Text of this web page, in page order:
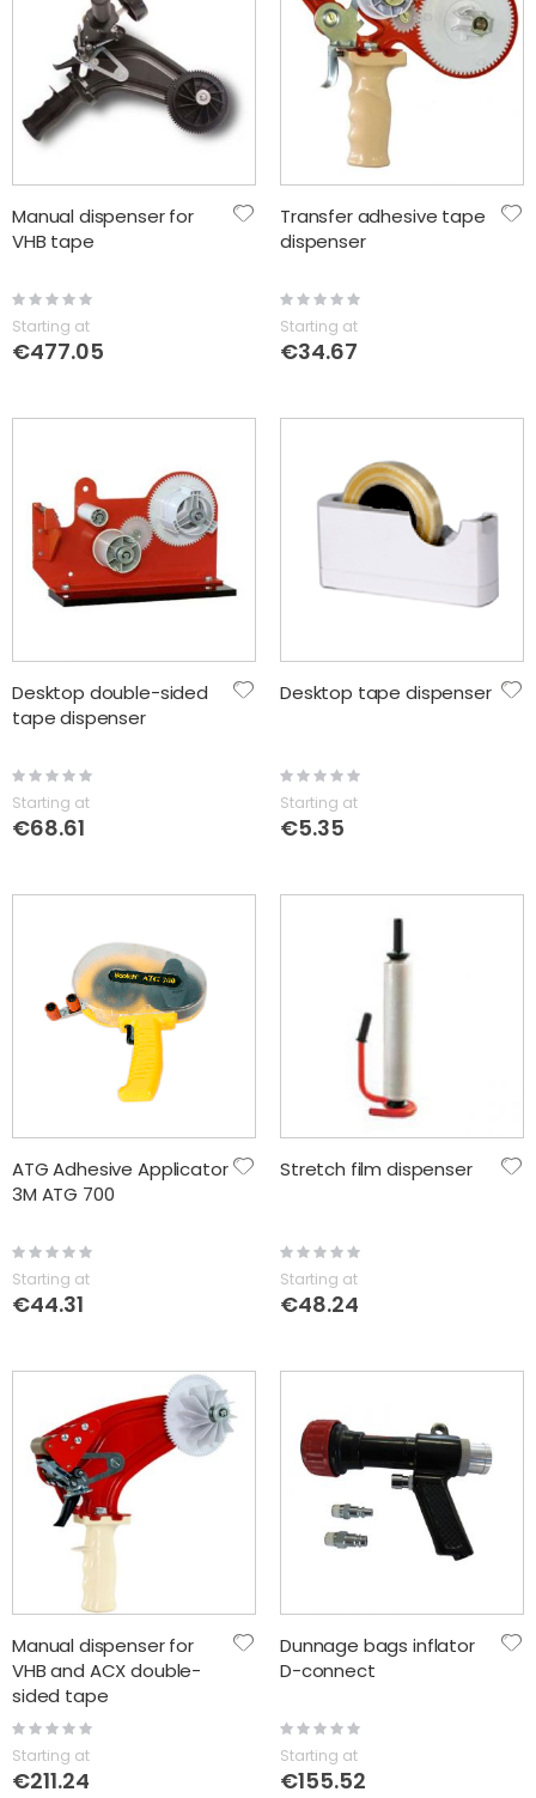
Manual dispenser for
VHB tape
Rating:
0%
Starting at
€477.05
Transfer adhesive tape
dispenser
Rating:
0%
Starting at
€34.67
Desktop double-sided
tape dispenser
Rating:
0%
Starting at
€68.61
Desktop tape dispenser
Rating:
0%
Starting at
€5.35
ATG Adhesive Applicator
3M ATG 700
Rating:
0%
Starting at
€44.31
Stretch film dispenser
Rating:
0%
Starting at
€48.24
Manual dispenser for
VHB and ACX double-
sided tape
Rating:
Starting at
€211.24
Dunnage bags inflator
D-connect
Rating:
Starting at
€155.52